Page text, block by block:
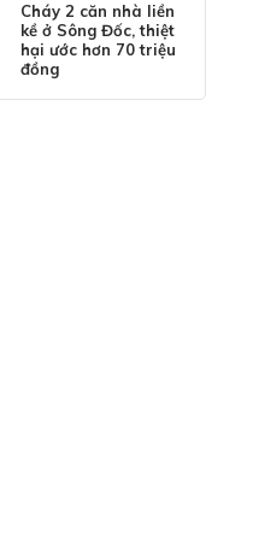
Cháy 2 căn nhà liền
kề ở Sông Đốc, thiệt
hại ước hơn 70 triệu
đồng